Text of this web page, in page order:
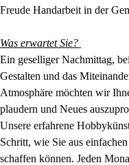
Freude Handarbeit in der
Was erwartet Sie?
Ein geselliger Nachmittag,
Gestalten und das
Atmosphäre möchten wir
plaudern und Neues
Unsere erfahrene
Schritt, wie Sie aus
schaffen können. Jeden